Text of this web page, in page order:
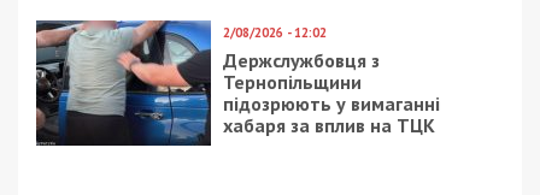
2/08/2026 - 12:02
Держслужбовця з
Тернопільщини
підозрюють у вимаганні
хабаря за вплив на ТЦК